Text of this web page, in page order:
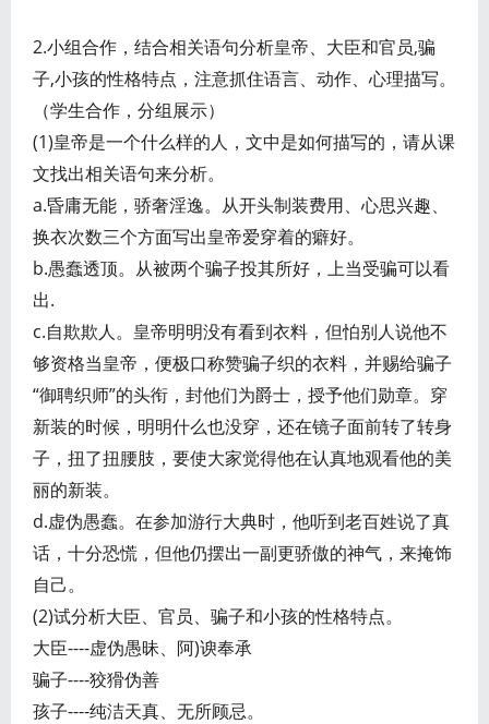
2.小组合作，结合相关语句分析皇帝、大臣和官员,骗
子,小孩的性格特点，注意抓住语言、动作、心理描写。
（学生合作，分组展示）
(1)皇帝是一个什么样的人，文中是如何描写的，请从课
文找出相关语句来分析。
a.昏庸无能，骄奢淫逸。从开头制装费用、心思兴趣、
换衣次数三个方面写出皇帝爱穿着的癖好。
b.愚蠢透顶。从被两个骗子投其所好，上当受骗可以看
出.
c.自欺欺人。皇帝明明没有看到衣料，但怕别人说他不
够资格当皇帝，便极口称赞骗子织的衣料，并赐给骗子
“御聘织师”的头衔，封他们为爵士，授予他们勋章。穿
新装的时候，明明什么也没穿，还在镜子面前转了转身
子，扭了扭腰肢，要使大家觉得他在认真地观看他的美
丽的新装。
d.虚伪愚蠢。在参加游行大典时，他听到老百姓说了真
话，十分恐慌，但他仍摆出一副更骄傲的神气，来掩饰
自己。
(2)试分析大臣、官员、骗子和小孩的性格特点。
大臣----虚伪愚昧、阿)谀奉承
骗子----狡猾伪善
孩子----纯洁天真、无所顾忌。